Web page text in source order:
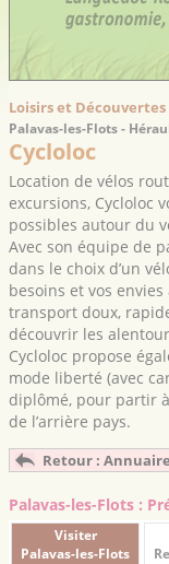
Loisirs et
Palavas-les-Flots -
Cycloloc
Location de vélos
excursions, Cycloloc
possibles autour du
Avec son équipe de
dans le choix d’un
besoins et vos
transport doux,
découvrir les
Cycloloc propose
mode liberté (avec
diplômé, pour partir
de l’arrière pays.
Retour :
Palavas-les-Flots :
Visiter
Palavas-les-Flots